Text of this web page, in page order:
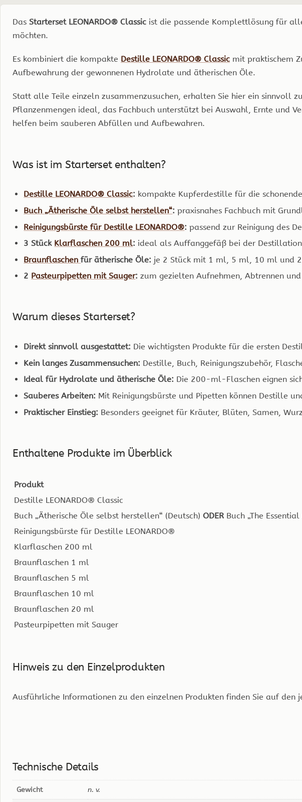
Das Starterset LEONARDO® Classic ist die passende Komplettlösung für
möchten.
Es kombiniert die kompakte Destille LEONARDO® Classic mit praktischem
Aufbewahrung der gewonnenen Hydrolate und ätherischen Öle.
Statt alle Teile einzeln zusammenzusuchen, erhalten Sie hier ein sinnvoll
Pflanzenmengen ideal, das Fachbuch unterstützt bei Auswahl, Ernte und
helfen beim sauberen Abfüllen und Aufbewahren.
Was ist im Starterset enthalten?
Destille LEONARDO® Classic: kompakte Kupferdestille für die
Buch „Ätherische Öle selbst herstellen“: praxisnahes Fachbuch mit
Reinigungsbürste für Destille LEONARDO®: passend zur Reinigung des
3 Stück Klarflaschen 200 ml: ideal als Auffanggefäß bei der
Braunflaschenfür ätherische Öle: je 2 Stück mit 1 ml, 5 ml, 10 ml und
2 Pasteurpipetten mit Sauger: zum gezielten Aufnehmen, Abtrennen
Warum dieses Starterset?
Direkt sinnvoll ausgestattet: Die wichtigsten Produkte für die ersten
Kein langes Zusammensuchen: Destille, Buch, Reinigungszubehör,
Ideal für Hydrolate und ätherische Öle: Die 200-ml-Flaschen eignen
Sauberes Arbeiten: Mit Reinigungsbürste und Pipetten können Destille
Praktischer Einstieg: Besonders geeignet für Kräuter, Blüten, Samen,
Enthaltene Produkte im Überblick
Produkt
Destille LEONARDO® Classic
Buch „Ätherische Öle selbst herstellen“ (Deutsch) ODER Buch „The
Reinigungsbürste für Destille LEONARDO®
Klarflaschen 200 ml
Braunflaschen 1 ml
Braunflaschen 5 ml
Braunflaschen 10 ml
Braunflaschen 20 ml
Pasteurpipetten mit Sauger
Hinweis zu den Einzelprodukten
Ausführliche Informationen zu den einzelnen Produkten finden Sie auf den
Technische Details
Gewicht n. v.